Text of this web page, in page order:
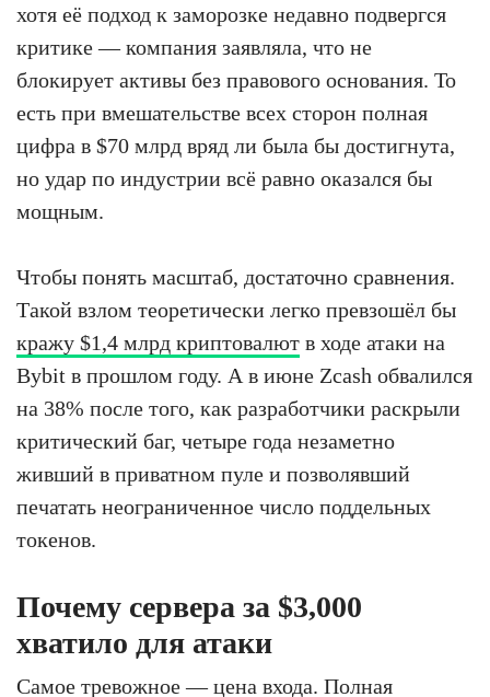
хотя её подход к заморозке недавно подвергся
критике — компания заявляла, что не
блокирует активы без правового основания. То
есть при вмешательстве всех сторон полная
цифра в $70 млрд вряд ли была бы достигнута,
но удар по индустрии всё равно оказался бы
мощным.
Чтобы понять масштаб, достаточно сравнения.
Такой взлом теоретически легко превзошёл бы
кражу $1,4 млрд криптовалют в ходе атаки на
Bybit в прошлом году. А в июне Zcash обвалился
на 38% после того, как разработчики раскрыли
критический баг, четыре года незаметно
живший в приватном пуле и позволявший
печатать неограниченное число поддельных
токенов.
Почему сервера за $3,000
хватило для атаки
Самое тревожное — цена входа. Полная